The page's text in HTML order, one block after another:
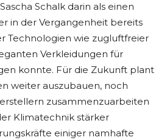
Schalk darin als einen
in der Vergangenheit bereits
Technologien wie zugluftfreier
Verkleidungen für
konnte. Für die Zukunft plant
weiter auszubauen, noch
zusammenzuarbeiten
Klimatechnik stärker
einiger namhafte